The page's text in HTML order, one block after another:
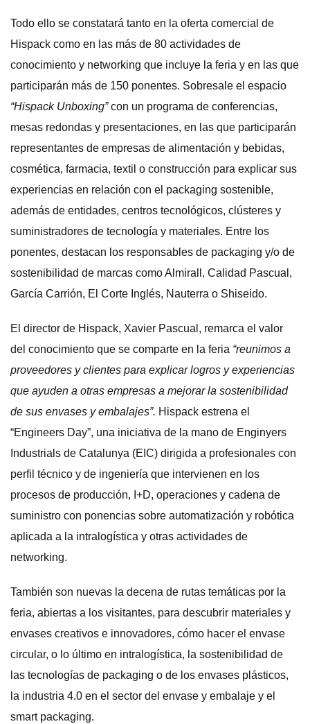
Todo ello se constatará tanto en la oferta comercial de
Hispack como en las más de 80 actividades de
conocimiento y networking que incluye la feria y en las que
participarán más de 150 ponentes. Sobresale el espacio
“Hispack Unboxing”con un programa de conferencias,
mesas redondas y presentaciones, en las que participarán
representantes de empresas de alimentación y bebidas,
cosmética, farmacia, textil o construcción para explicar sus
experiencias en relación con el packaging sostenible,
además de entidades, centros tecnológicos, clústeres y
suministradores de tecnología y materiales. Entre los
ponentes, destacan los responsables de packaging y/o de
sostenibilidad de marcas como Almirall, Calidad Pascual,
García Carrión, El Corte Inglés, Nauterra o Shiseido.
El director de Hispack, Xavier Pascual, remarca el valor
del conocimiento que se comparte en la feria “reunimos a
proveedores y clientes para explicar logros y experiencias
que ayuden a otras empresas a mejorar la sostenibilidad
de sus envases y embalajes”. Hispack estrena el
“Engineers Day”, una iniciativa de la mano de Enginyers
Industrials de Catalunya (EIC) dirigida a profesionales con
perfil técnico y de ingeniería que intervienen en los
procesos de producción, I+D, operaciones y cadena de
suministro con ponencias sobre automatización y robótica
aplicada a la intralogística y otras actividades de
networking.
También son nuevas la decena de rutas temáticas por la
feria, abiertas a los visitantes, para descubrir materiales y
envases creativos e innovadores, cómo hacer el envase
circular, o lo último en intralogística, la sostenibilidad de
las tecnologías de packaging o de los envases plásticos,
la industria 4.0 en el sector del envase y embalaje y el
smart packaging.